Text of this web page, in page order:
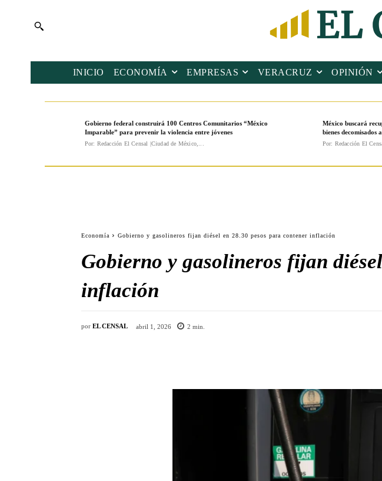
INICIO ECONOMÍA EMPRESAS VERACRUZ OPINIÓN
Gobierno federal construirá 100 Centros Comunitarios “México
Imparable” para prevenir la violencia entre jóvenes
Por: Redacción El Censal |Ciudad de México,...
México buscará
bienes decomisados
Por: Redacción El
Economía Gobierno y gasolineros fijan diésel en 28.30 pesos para contener inflación
Gobierno y gasolineros fijan
inflación
por EL CENSAL abril 1, 2026 2 min.